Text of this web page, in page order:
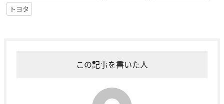
トヨタ
この記事を書いた人